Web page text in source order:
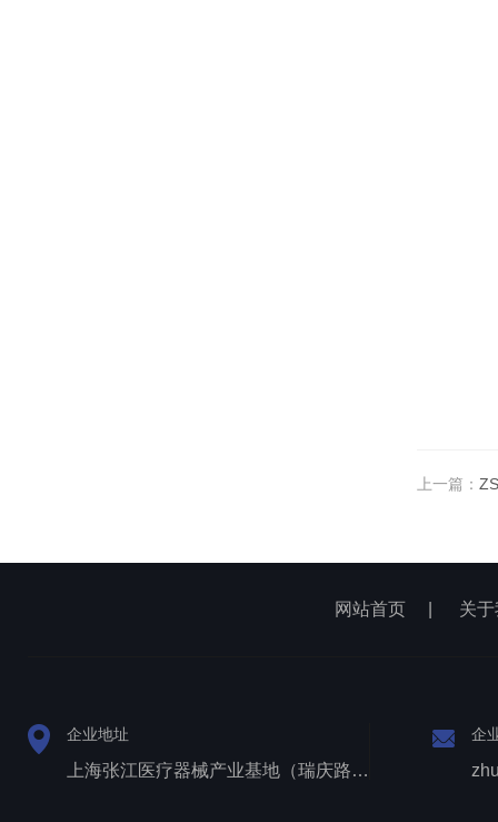
上一篇：
网站首页 关
企业地址
上海张江医疗器械产业基地（瑞庆路528号）
企